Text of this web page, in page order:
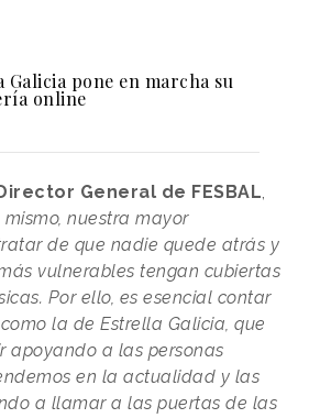
Galicia pone en marcha su
online
General de FESBAL,
mismo, nuestra mayor
de que nadie quede atrás y
vulnerables tengan cubiertas
Por ello, es esencial contar
la de Estrella Galicia, que
apoyando a las personas
en la actualidad y las
a llamar a las puertas de las